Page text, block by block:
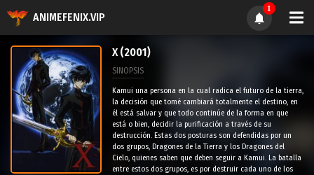
ANIMEFENIX.VIP
1
X (2001)
SINOPSIS
Kamui una persona en la cual radica el futuro de la tierra,
la decisión que tomé cambiará totalmente el destino, en
él está salvar y que todo continúe de la forma en que
está o bien, decidir la purificación a través de su
destrucción. Estas dos posturas son defendidas por un
dos grupos, Dragones de la Tierra y los Dragones del
Cielo, quienes saben que deben seguir a Kamui. La batalla
entre estos dos grupos, es por destruir cada uno de los